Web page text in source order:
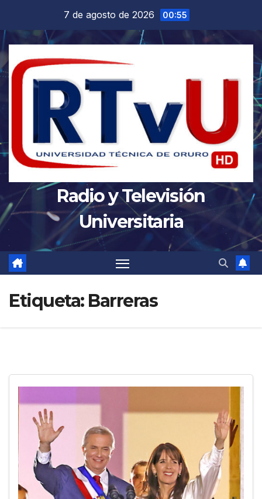
contenido
7 de agosto de 2026 00:55
Radio y Televisión
Universitaria
Etiqueta: Barreras